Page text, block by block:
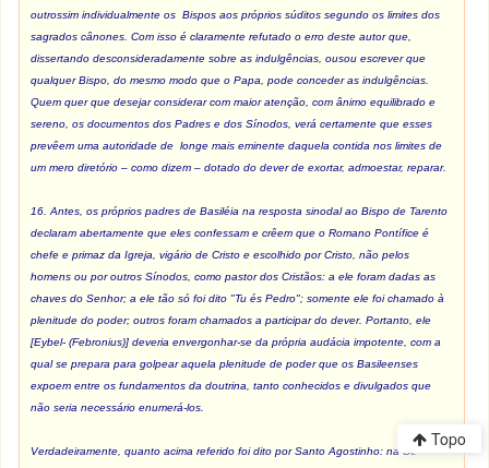
outrossim individualmente os Bispos aos próprios súditos segundo os limites dos
sagrados cânones. Com isso é claramente refutado o erro deste autor que,
dissertando desconsideradamente sobre as indulgências, ousou escrever que
qualquer Bispo, do mesmo modo que o Papa, pode conceder as indulgências.
Quem quer que desejar considerar com maior atenção, com ânimo equilibrado e
sereno, os documentos dos Padres e dos Sínodos, verá certamente que esses
prevêem uma autoridade de longe mais eminente daquela contida nos limites de
um mero diretório – como dizem – dotado do dever de exortar, admoestar, reparar.
16. Antes, os próprios padres de Basiléia na resposta sinodal ao Bispo de Tarento
declaram abertamente que eles confessam e crêem que o Romano Pontífice é
chefe e primaz da Igreja, vigário de Cristo e escolhido por Cristo, não pelos
homens ou por outros Sínodos, como pastor dos Cristãos: a ele foram dadas as
chaves do Senhor; a ele tão só foi dito "Tu és Pedro"; somente ele foi chamado à
plenitude do poder; outros foram chamados a participar do dever. Portanto, ele
[Eybel- (Febronius)] deveria envergonhar-se da própria audácia impotente, com a
qual se prepara para golpear aquela plenitude de poder que os Basileenses
expoem entre os fundamentos da doutrina, tanto conhecidos e divulgados que
não seria necessário enumerá-los.
Verdadeiramente, quanto acima referido foi dito por Santo Agostinho: na Sé
Topo